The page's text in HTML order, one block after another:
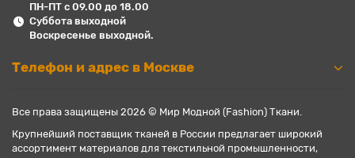
ПН-ПТ с 09.00 до 18.00
Суббота выходной
Воскресенье выходной.
Телефон и адрес в Москве
Все права защищены 2026 © Мир Модной (Fashion) Ткани.
Крупнейший поставщик тканей в России предлагает широкий
ассортимент материалов для текстильной промышленности,